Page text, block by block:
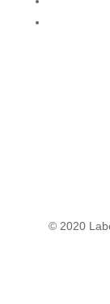
© 2020